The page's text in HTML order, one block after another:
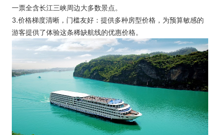
一票全含长江三峡周边大多数景点。
3.价格梯度清晰，门槛友好：提供多种房型价格，为预算敏感的
游客提供了体验这条稀缺航线的优惠价格。